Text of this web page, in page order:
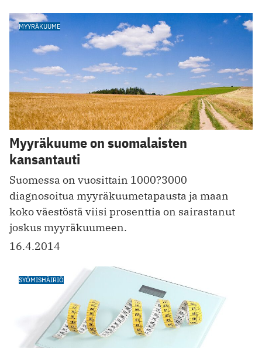
MYYRÄKUUME
Myyräkuume on suomalaisten
kansantauti
Suomessa on vuosittain 1000?3000
diagnosoitua myyräkuumetapausta ja maan
koko väestöstä viisi prosenttia on sairastanut
joskus myyräkuumeen.
16.4.2014
SYÖMISHÄIRIÖ